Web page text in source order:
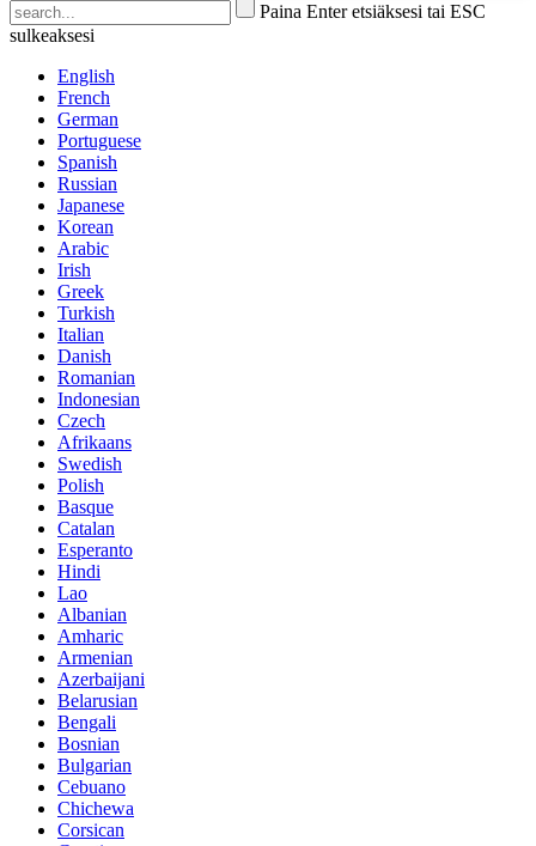
Paina Enter etsiäksesi tai ESC
sulkeaksesi
English
French
German
Portuguese
Spanish
Russian
Japanese
Korean
Arabic
Irish
Greek
Turkish
Italian
Danish
Romanian
Indonesian
Czech
Afrikaans
Swedish
Polish
Basque
Catalan
Esperanto
Hindi
Lao
Albanian
Amharic
Armenian
Azerbaijani
Belarusian
Bengali
Bosnian
Bulgarian
Cebuano
Chichewa
Corsican